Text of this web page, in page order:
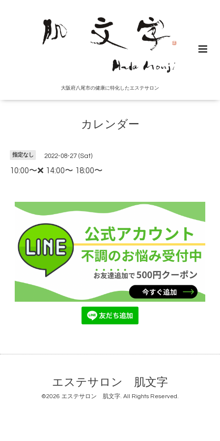
大阪府八尾市の健康に特化したエステサロン
カレンダー
指定なし 2022-08-27 (Sat)
10:00〜❌ 14:00〜 18:00〜
エステサロン 肌文字
©2026 エステサロン 肌文字. All Rights Reserved.